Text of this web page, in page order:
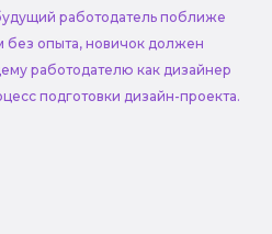
работодатель поближе
без опыта, новичок должен
работодателю как дизайнер
подготовки дизайн-проекта.